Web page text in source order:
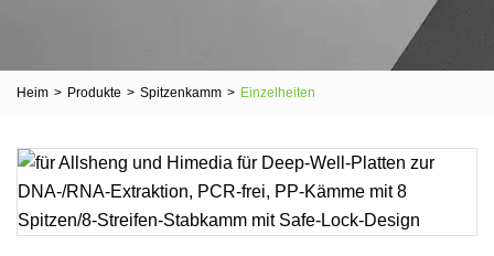
Heim > Produkte > Spitzenkamm > Einzelheiten